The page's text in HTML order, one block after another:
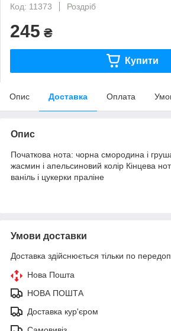
Код: 11373
Роздріб
245 ₴
Купити
Опис Доставка Оплата
Опис
Початкова нота: чорна смородина і
жасмин і апельсиновий колір Кінцева
ваніль і цукерки праліне
Умови доставки
Доставка здійснюється тільки по
Нова Пошта
НОВА ПОШТА
Доставка кур'єром